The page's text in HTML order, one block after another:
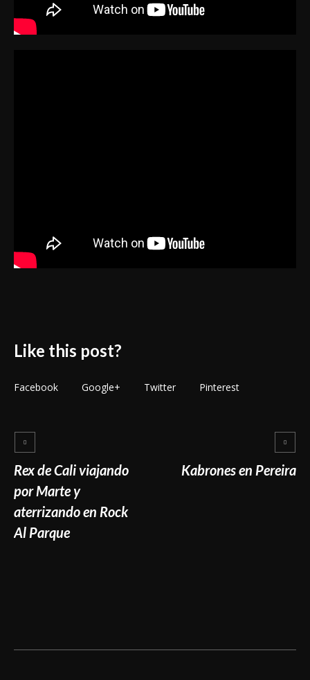
Like this post?
Facebook Google+ Twitter Pinterest
Rex de Cali viajando
por Marte y
aterrizando en Rock
Al Parque
Kabrones en Pereira